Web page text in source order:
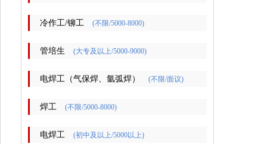
冷作工/铆工 (不限/5000-8000)
管培生 (大专及以上/5000-9000)
电焊工（气保焊、氩弧焊） (不限/面议)
焊工 (不限/5000-8000)
电焊工 (初中及以上/5000以上)